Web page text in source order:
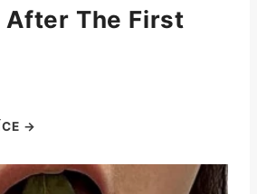
After The First